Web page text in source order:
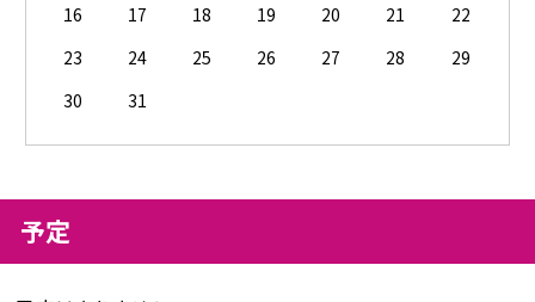
16
17 18 19 20 21
22
23
24 25 26 27 28
29
30
31
予定